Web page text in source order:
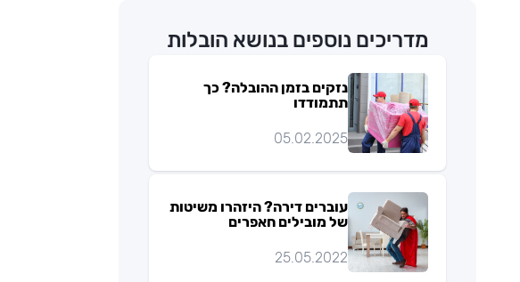
מדריכים נוספים בנושא הובלות
נזקים בזמן ההובלה? כך
תתמודדו
05.02.2025
עוברים דירה? היזהרו משיטות
של מובילים חאפרים
25.05.2022